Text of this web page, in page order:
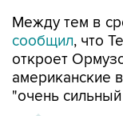
Между тем в
сообщил, что
откроет
американские
"очень